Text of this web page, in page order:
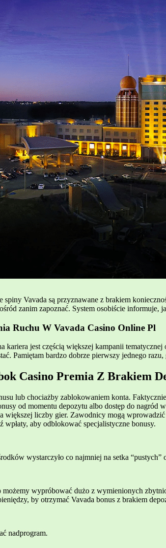
Vavada są przyznawane z brakiem
zanim zapoznać. System osobiście informuje,
Ruchu W Vavada Casino Online Pl
kariera jest częścią większej kampanii
Pamiętam bardzo dobrze pierwszy jednego
Casino Premia Z Brakiem
lub chociażby zablokowaniem konta.
od momentu depozytu albo dostęp do
liczby gier. Zawodnicy mogą
aby odblokować specjalistyczne bonusy.
wystarczyło co najmniej na setka “pustych”
wypróbować dużo z wymienionych
by otrzymać Vavada bonus z brakiem
nadprogram.